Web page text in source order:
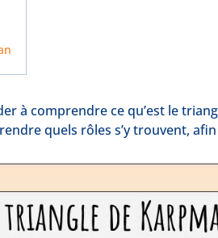
à comprendre ce qu’est le
quels rôles s’y trouvent,